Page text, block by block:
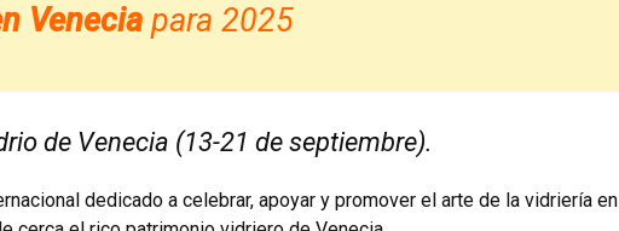
Venecia para 2025
de Venecia (13-21 de septiembre).
dedicado a celebrar, apoyar y promover el arte de la vidriería en